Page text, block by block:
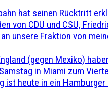
hat seinen Rücktritt
von CDU und CSU,
unsere Fraktion von
(gegen Mexiko)
in Miami zum
ist heute in ein